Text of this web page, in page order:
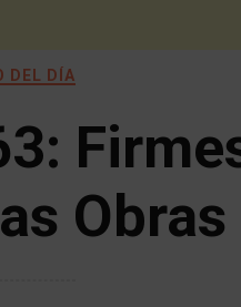
DEL DÍA
Obras